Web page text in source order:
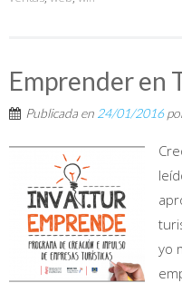
Emprender en
Publicada en 24/01/2016
yo